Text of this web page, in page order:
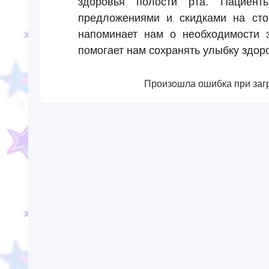
предложениями и скидками на
напоминает нам о необходимости
помогает нам сохранять улыбку
Произошла ошибка при